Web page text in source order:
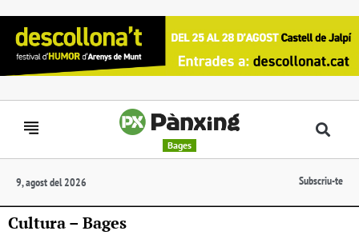
Bages
9, agost del 2026 Subscriu-te
Cultura – Bages